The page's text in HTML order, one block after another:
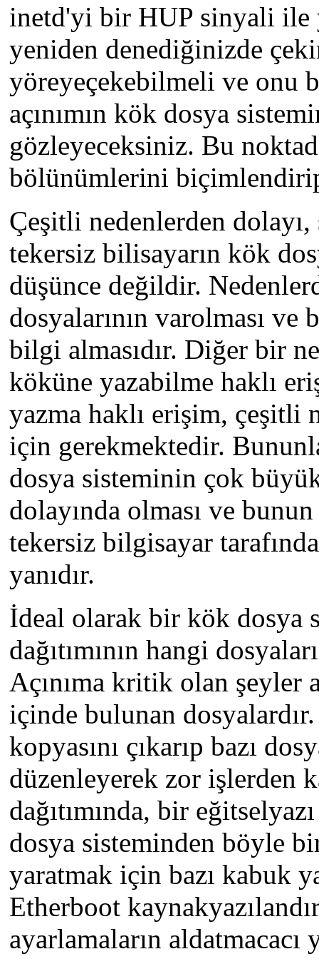
inetd'yi bir HUP sinyali ile
yeniden denediğinizde
yöreyeçekebilmeli ve onu
açınımın kök dosya
gözleyeceksiniz. Bu
bölünümlerini biçimlendirip
Çeşitli nedenlerden
tekersiz bilisayarın kök
düşünce değildir.
dosyalarının varolması
bilgi almasıdır. Diğer bir
köküne yazabilme haklı
yazma haklı erişim, çeşitli
için gerekmektedir.
dosya sisteminin çok
dolayında olması ve
tekersiz bilgisayar
yanıdır.
İdeal olarak bir kök dosya
dağıtımının hangi
Açınıma kritik olan şeyler
içinde bulunan
kopyasını çıkarıp bazı
düzenleyerek zor işlerden
dağıtımında, bir
dosya sisteminden böyle
yaratmak için bazı kabuk
Etherboot
ayarlamaların